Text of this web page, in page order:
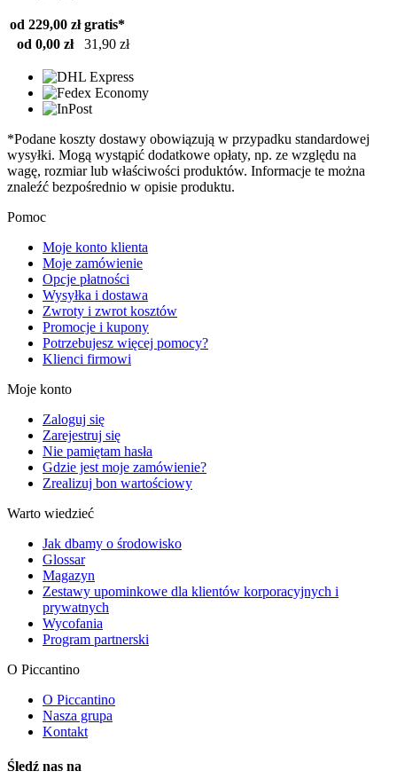
od 229,00 zł gratis*
od 0,00 zł
31,90 zł
*Podane koszty dostawy obowiązują w przypadku standardowej
wysyłki. Mogą wystąpić dodatkowe opłaty, np. ze względu na
wagę, rozmiar lub właściwości produktów. Informacje te można
znaleźć bezpośrednio w opisie produktu.
Pomoc
Moje konto klienta
Moje zamówienie
Opcje płatności
Wysyłka i dostawa
Zwroty i zwrot kosztów
Promocje i kupony
Potrzebujesz więcej pomocy?
Klienci firmowi
Moje konto
Zaloguj się
Zarejestruj się
Nie pamiętam hasła
Gdzie jest moje zamówienie?
Zrealizuj bon wartościowy
Warto wiedzieć
Jak dbamy o środowisko
Glossar
Magazyn
Zestawy upominkowe dla klientów korporacyjnych i
prywatnych
Wycofania
Program partnerski
O Piccantino
O Piccantino
Nasza grupa
Kontakt
Śledź nas na